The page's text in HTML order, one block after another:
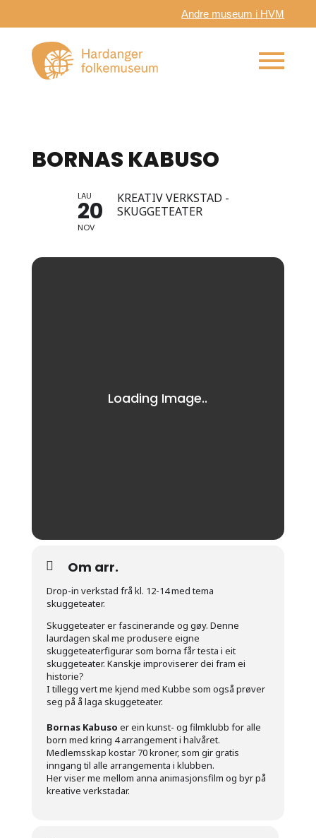
Andre museum i HVM
BORNAS KABUSO
LAU
20
NOV
KREATIV VERKSTAD -
SKUGGETEATER
Om arr.
Drop-in verkstad frå kl. 12-14 med tema
skuggeteater.
Skuggeteater er fascinerande og gøy. Denne
laurdagen skal me produsere eigne
skuggeteaterfigurar som borna får testa i eit
skuggeteater. Kanskje improviserer dei fram ei
historie?
I tillegg vert me kjend med Kubbe som også prøver
seg på å laga skuggeteater.
Bornas Kabuso er ein kunst- og filmklubb for alle
born med kring 4 arrangement i halvåret.
Medlemsskap kostar 70 kroner, som gir gratis
inngang til alle arrangementa i klubben.
Her viser me mellom anna animasjonsfilm og byr på
kreative verkstadar.